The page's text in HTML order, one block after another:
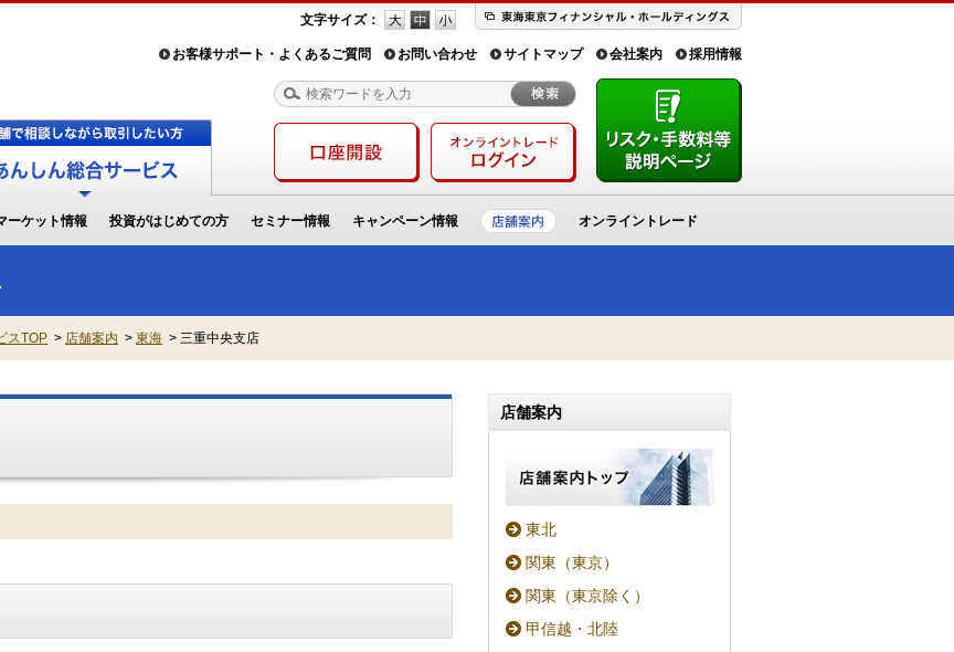
文字サイズ：
お客様サポート・よくあるご質問 お問い合わせ サイトマップ 会社案内 採用情報
ーケット情報 投資がはじめての方 セミナー情報 キャンペーン情報 オンライントレード
スTOP > 店舗案内 > 東海 > 三重中央支店
店舗案内
東北
関東（東京）
関東（東京除く）
甲信越・北陸